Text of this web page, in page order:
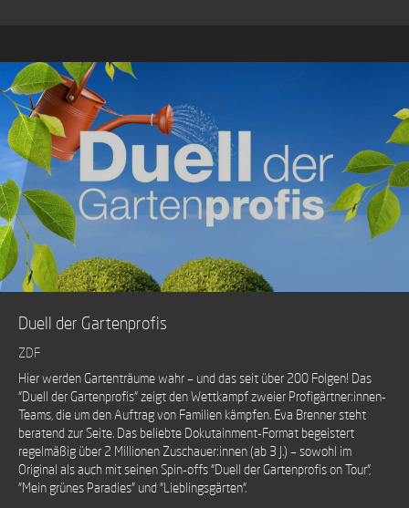
Duell der Gartenprofis
ZDF
Hier werden Gartenträume wahr – und das seit über 200 Folgen! Das
"Duell der Gartenprofis" zeigt den Wettkampf zweier Profigärtner:innen-
Teams, die um den Auftrag von Familien kämpfen. Eva Brenner steht
beratend zur Seite. Das beliebte Dokutainment-Format begeistert
regelmäßig über 2 Millionen Zuschauer:innen (ab 3 J.) – sowohl im
Original als auch mit seinen Spin-offs "Duell der Gartenprofis on Tour",
"Mein grünes Paradies" und "Lieblingsgärten".